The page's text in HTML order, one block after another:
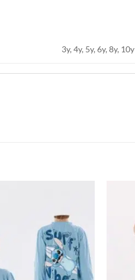
3y, 4y, 5y, 6y, 8y, 10y